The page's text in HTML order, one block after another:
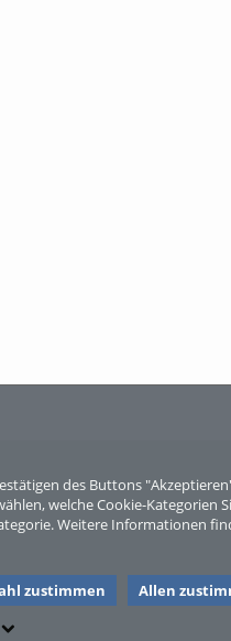
des Buttons
welche Cookie-Kategorien
Weitere Informationen
zustimmen
Allen